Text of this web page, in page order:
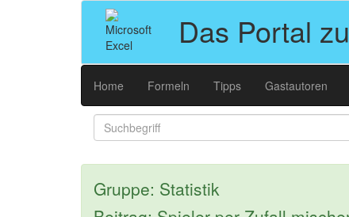
Das Portal
Home Formeln Tipps Gastautoren
Gruppe: Statistik